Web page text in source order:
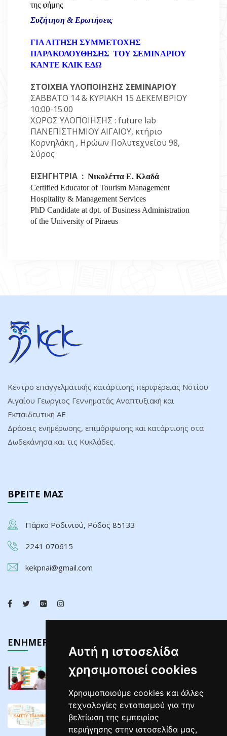
Αυτή η ιστοσελίδα
χρησιμοποιεί cookies
Χρησιμοποιούμε cookies και άλλες
τεχνολογίες εντοπισμού για την
βελτίωση της εμπειρίας
περιήγησης στην ιστοσελίδα μας,
της φήμης
Συζήτηση & Ερωτήσεις
ΓΙΑ ΑΙΤΗΣΗ ΣΥΜΜΕΤΟΧΗΣ
ΠΑΡΑΚΟΛΟΥΘΗΣΗΣ ΤΟΥ ΣΕΜΙΝΑΡΙΟΥ
ΚΑΝΤΕ ΚΛΙΚ ΕΔΩ
ΣΤΟΙΧΕΙΑ ΥΛΟΠΟΙΗΣΗΣ ΣΕΜΙΝΑΡΙΟΥ
ΣΑΒΒΑΤΟ 14 & ΚΥΡΙΑΚΗ 15 ΔΕΚΕΜΒΡΙΟΥ
10:00-15:00
ΧΩΡΟΣ ΥΛΟΠΟΙΗΣΗΣ : future lab
ΠΑΝΕΠΙΣΤΗΜΙΟY ΑΙΓΑΙΟΥ, κτήριο
Kορνηλάκη , Ηρώων Πολυτεχνείου 98,
Σύρος
ΕΙΣΗΓΗΤΡΙΑ : Νικολέττα Ε. Κλαδά
Certified Educator of Tourism Management
Hospitality & Management Services
PhD Candidate at dpt. of Business Administration
of the University of Piraeus
Κέντρο επαγγελματικής κατάρτισης περιφέρειας Νοτίου
Αιγαίου Γεωργιος Γεννηματάς Αναπτυξιακή και
Εκπαιδευτική ΑΕ
Δράσεις ενημέρωσης, επιμόρφωσης και κατάρτισης στα
Δωδεκάνησα και τις Κυκλάδες.
ΒΡΕΙΤΕ ΜΑΣ
Πάρκο Ροδινιού, Ρόδος 85133
2241 070615
kekpnai@gmail.com
ΕΝΗΜΕΡΩΣΗ
Τελευταίος Κύκλος Σεμιναρίων Διαδραστικών ...
ΣΕΜΙΝΑΡΙΑ ΕΠΙΜΟΡΦΩΣΗΣ ΕΡΓΟΔΟΤΩΝ ΣΕ ...
04/04/2025